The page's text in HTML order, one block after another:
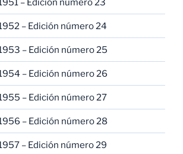
– Edición número 23
– Edición número 24
– Edición número 25
– Edición número 26
– Edición número 27
– Edición número 28
– Edición número 29